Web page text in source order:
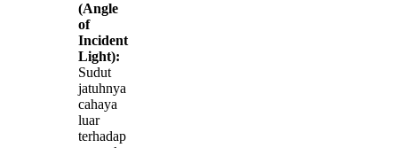
(Angle
of
Incident
Light):
Sudut
jatuhnya
cahaya
luar
terhadap